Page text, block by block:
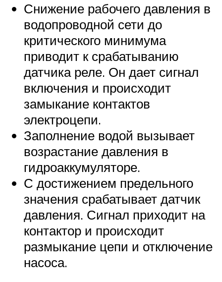
Снижение рабочего давления в
водопроводной сети до
критического минимума
приводит к срабатыванию
датчика реле. Он дает сигнал
включения и происходит
замыкание контактов
электроцепи.
Заполнение водой вызывает
возрастание давления в
гидроаккумуляторе.
С достижением предельного
значения срабатывает датчик
давления. Сигнал приходит на
контактор и происходит
размыкание цепи и отключение
насоса.